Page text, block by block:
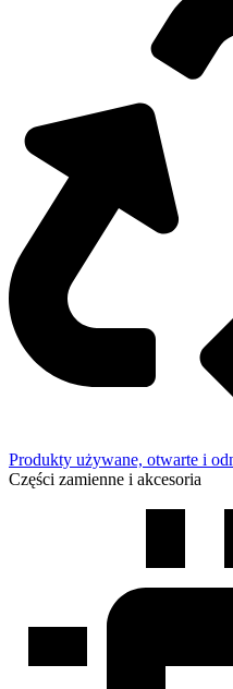
Produkty używane, otwarte i
Części zamienne i akcesoria